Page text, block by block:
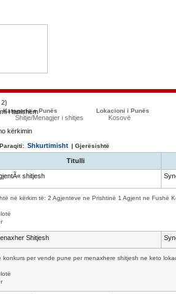
Kategoria e Punës
Shitje/Menagjer i shitjes
Lokacioni i Punës
Kosovë
Paraqiti: Shkurtimisht | Gjerësishtë
Titulli
shitjesh
në kërkim të: 2 Agjenteve ne Prishtinë 1 Agjent ne Fushë
Shitjesh
konkurs per vende pune per menaxhere shitjesh ne keto